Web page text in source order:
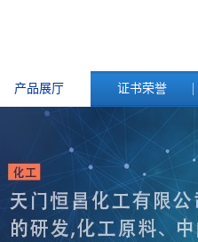
产品展厅 证书荣誉